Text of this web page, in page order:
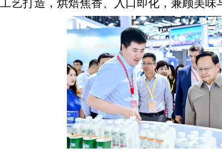
工艺打造，烘焙焦香、入口即化，兼顾美味